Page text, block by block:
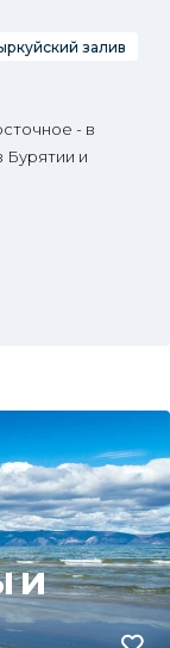
залив
- в
Бурятии и
и